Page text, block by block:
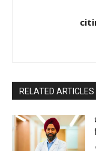
RELATED ARTICLES